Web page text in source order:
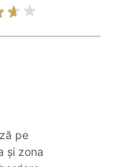
pe
și zona